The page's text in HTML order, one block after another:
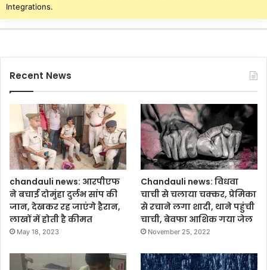
Integrations.
Recent News
chandauli news: आरपीएफ
ने बचाई दोमुंहा दुर्लभ सांप की
जान, देखकर रह जाएंगे हैरान,
लाखों में होती है कीमत
May 18, 2023
Chandauli news: विधवा
चाची से चलाया चक्कर, प्रेमिका
से रचाने लगा शादी, थाने पहुंची
चाची, बेवफा आशिक गया जेल
November 25, 2022